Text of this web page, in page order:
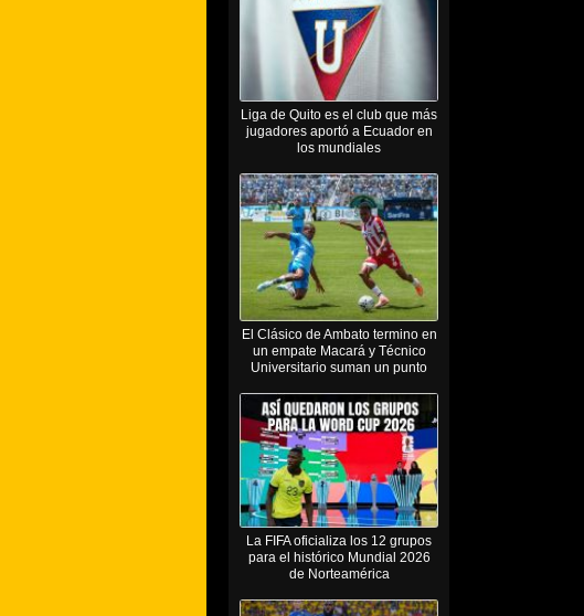
Liga de Quito es el club que más
jugadores aportó a Ecuador en
los mundiales
El Clásico de Ambato termino en
un empate Macará y Técnico
Universitario suman un punto
La FIFA oficializa los 12 grupos
para el histórico Mundial 2026
de Norteamérica